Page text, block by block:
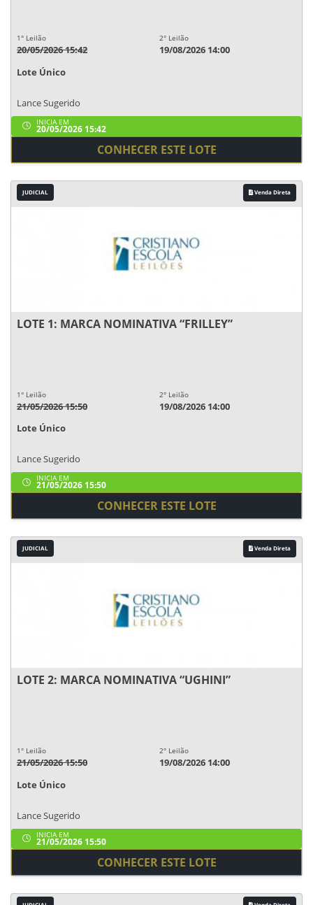
1° Leilão
20/05/2026 15:42
2° Leilão
19/08/2026 14:00
Lote Único
Lance Sugerido
INICIA EM
20/05/2026 15:42
CONHECER ESTE LOTE
JUDICIAL Venda Direta
LOTE 1: MARCA NOMINATIVA “FRILLEY”
1° Leilão
21/05/2026 15:50
2° Leilão
19/08/2026 14:00
Lote Único
Lance Sugerido
INICIA EM
21/05/2026 15:50
CONHECER ESTE LOTE
JUDICIAL Venda Direta
LOTE 2: MARCA NOMINATIVA “UGHINI”
1° Leilão
21/05/2026 15:50
2° Leilão
19/08/2026 14:00
Lote Único
Lance Sugerido
INICIA EM
21/05/2026 15:50
CONHECER ESTE LOTE